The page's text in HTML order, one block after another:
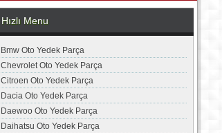
Hızlı Menu
Bmw Oto Yedek Parça
Chevrolet Oto Yedek Parça
Citroen Oto Yedek Parça
Dacia Oto Yedek Parça
Daewoo Oto Yedek Parça
Daihatsu Oto Yedek Parça